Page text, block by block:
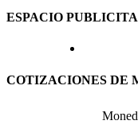
ESPACIO
COTIZACIONES DE